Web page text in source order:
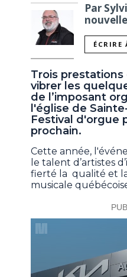
Par
ÉCRIRE
Trois
vibrer les
de l’imposant
l'église de
Festival d'orgue
prochain.
Cette année,
le talent d’artistes
fierté la qualité et
musicale